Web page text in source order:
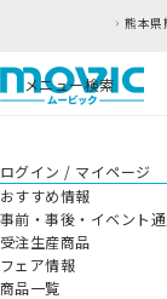
熊本県
メニュー検索
ログイン / マイページ
おすすめ情報
事前・事後・イベント
受注生産商品
フェア情報
商品一覧